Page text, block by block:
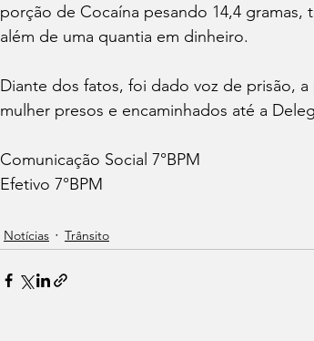
porção de Cocaína pesando 14,4 gramas,
além de uma quantia em dinheiro.
Diante dos fatos, foi dado voz de prisão,
mulher presos e encaminhados até a
Comunicação Social 7°BPM
Efetivo 7°BPM
Notícias Trânsito